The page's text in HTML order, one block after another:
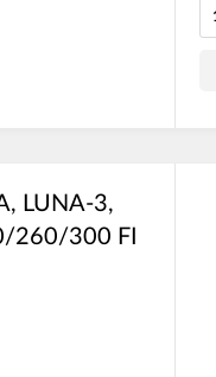
LUNA-3,
260/300 FI